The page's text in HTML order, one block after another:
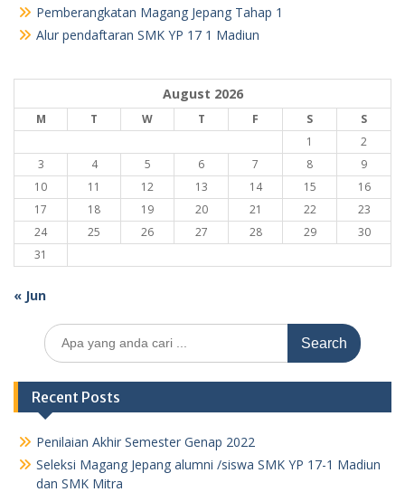
Pemberangkatan Magang Jepang Tahap 1
Alur pendaftaran SMK YP 17 1 Madiun
August 2026
M T W T F S
S
1
2
3
4 5 6 7 8
9
10
11 12 13 14 15
16
17
18 19 20 21 22
23
24
25 26 27 28 29
30
31
« Jun
Search
for:
Recent Posts
Penilaian Akhir Semester Genap 2022
Seleksi Magang Jepang alumni /siswa SMK YP 17-1 Madiun
dan SMK Mitra